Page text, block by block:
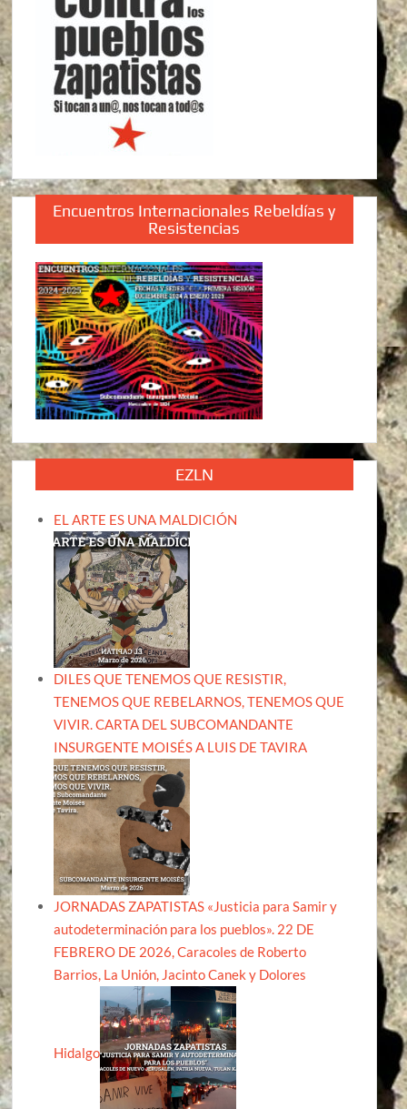
Encuentros Internacionales Rebeldías y
Resistencias
EZLN
EL ARTE ES UNA MALDICIÓN
DILES QUE TENEMOS QUE RESISTIR,
TENEMOS QUE REBELARNOS, TENEMOS QUE
VIVIR. CARTA DEL SUBCOMANDANTE
INSURGENTE MOISÉS A LUIS DE TAVIRA
JORNADAS ZAPATISTAS «Justicia para Samir y
autodeterminación para los pueblos». 22 DE
FEBRERO DE 2026, Caracoles de Roberto
Barrios, La Unión, Jacinto Canek y Dolores
Hidalgo